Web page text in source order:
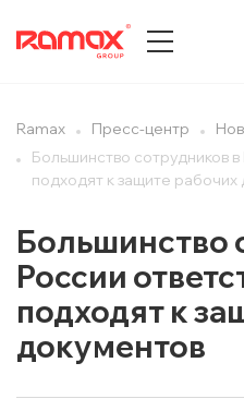
ПРЕСС-ЦЕНТР
УСЛУГИ
КЕЙСЫ
Ramax Пресс-центр
Большинство сотрудников
подходят к защите
Большинство
России
подходят к
документов